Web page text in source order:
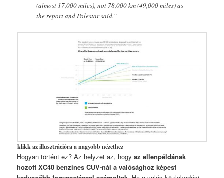
(almost 17,000 miles), not 78,000 km (49,000 miles) as
the report and Polestar said.”
klikk az illusztrációra a nagyobb nézethez
Hogyan történt ez? Az helyzet az, hogyaz ellenpéldának
hozott XC40 benzines CUV-nál a valósághoz képest